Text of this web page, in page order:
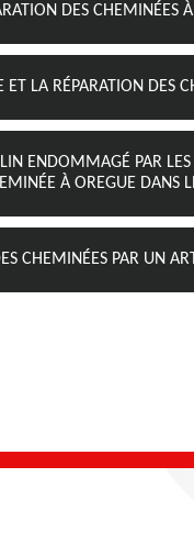
DES CHEMINÉES
ET LA RÉPARATION DES
ENDOMMAGÉ PAR
À OREGUE DANS
CHEMINÉES PAR UN